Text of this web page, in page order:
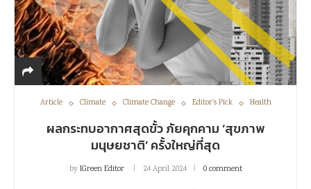
Article Climate Climate Change Editor's Pick Health
ผลกระทบอากาศสุดขั้ว ภัยคุกคาม ‘สุขภาพ
มนุษยชาติ’ ครั้งใหญ่ที่สุด
byIGreen Editor 24 April 2024 0 comment